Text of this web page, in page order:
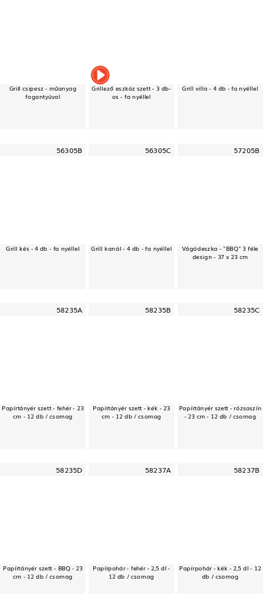
Grill csipesz - műanyag
fogantyúval
Grillező eszköz szett - 3 db-
os - fa nyéllel
Grill villa - 4 db - fa nyéllel
56305B
Grill kés - 4 db - fa nyéllel
56305C
Grill kanál - 4 db - fa nyéllel
57205B
Vágódeszka - "BBQ" 3 féle
design - 37 x 23 cm
58235A
Papírtányér szett - fehér - 23
cm - 12 db / csomag
58235B
Papírtányér szett - kék - 23
cm - 12 db / csomag
58235C
Papírtányér szett - rózsaszín
- 23 cm - 12 db / csomag
58235D
Papírtányér szett - BBQ - 23
cm - 12 db / csomag
58237A
Papírpohár - fehér - 2,5 dl -
12 db / csomag
58237B
Papírpohár - kék - 2,5 dl - 12
db / csomag